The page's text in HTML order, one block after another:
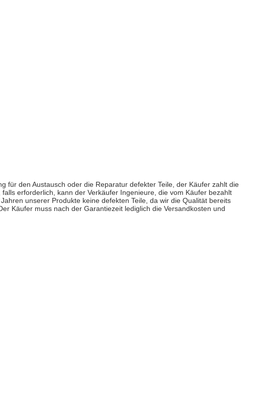
für den Austausch oder die Reparatur defekter Teile, der Käufer zahlt die
erforderlich, kann der Verkäufer Ingenieure, die vom Käufer bezahlt
unserer Produkte keine defekten Teile, da wir die Qualität bereits
Käufer muss nach der Garantiezeit lediglich die Versandkosten und